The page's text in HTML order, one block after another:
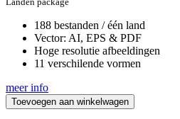
188 bestanden / één land
Vector: AI, EPS & PDF
Hoge resolutie afbeeldingen
11 verschilende vormen
meer info
Toevoegen aan winkelwagen